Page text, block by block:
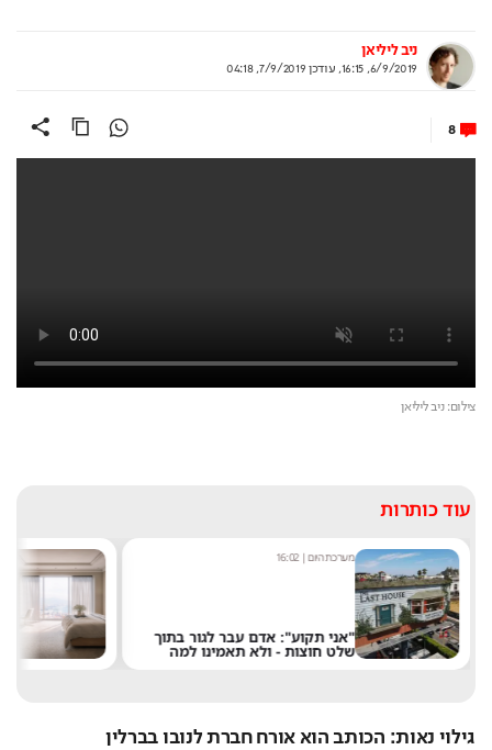
ניב ליליאן
6/9/2019, 16:15
,עודכן7/9/2019, 04:18
8
צילום: ניב ליליאן
עוד כותרות
מערכת היום|
16:02
"אני תקוע": אדם עבר לגור בתוך
שלט חוצות - ולא תאמינו למה
גילוי נאות: הכותב הוא אורח חברת לנובו בברלין